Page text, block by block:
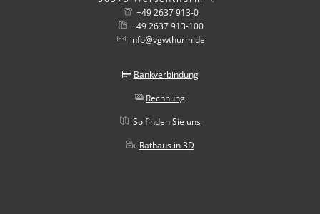
+49 2637 913-0
+49 2637 913-100
info@vgwthurm.de
Bankverbindung
Rechnung
So finden Sie uns
Rathaus in 3D